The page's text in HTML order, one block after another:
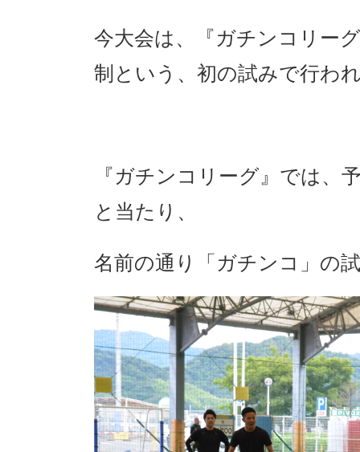
今大会は、『ガチンコリー
制という、初の試みで行わ
『ガチンコリーグ』では、
と当たり、
名前の通り「ガチンコ」の